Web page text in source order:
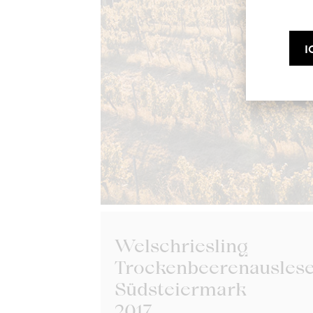
Alles nimmt seinen
unserenRieden.
speziellen
gerade diese
Welschriesling
Trockenbeerenauslese
Südsteiermark